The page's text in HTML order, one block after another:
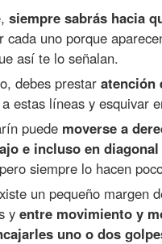
siempre sabrás hacia
cada uno porque
así te lo señalan.
debes prestaratención
a estas líneas y esquivar
puede moverse a
e incluso en diagonal
siempre lo hacen
un pequeño margen
yentre movimiento y
uno o dos